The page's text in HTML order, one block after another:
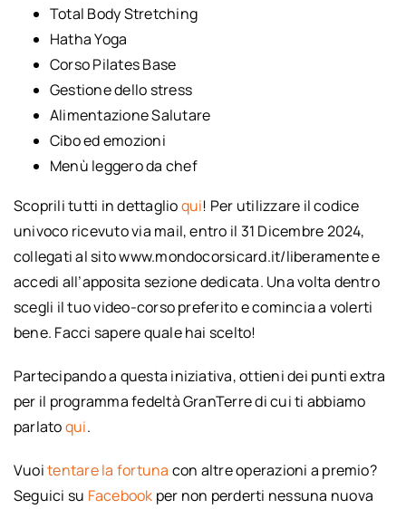
Total Body Stretching
Hatha Yoga
Corso Pilates Base
Gestione dello stress
Alimentazione Salutare
Cibo ed emozioni
Menù leggero da chef
Scoprili tutti in dettaglioqui! Per utilizzare il codice
univoco ricevuto via mail, entro il 31 Dicembre 2024,
collegati al sito www.mondocorsicard.it/liberamente e
accedi all’apposita sezione dedicata. Una volta dentro
scegli il tuo video-corso preferito e comincia a volerti
bene. Facci sapere quale hai scelto!
Partecipando a questa iniziativa, ottieni dei punti extra
per il programma fedeltà GranTerre di cui ti abbiamo
parlatoqui.
Vuoitentare la fortuna con altre operazioni a premio?
Seguici su Facebook per non perderti nessuna nuova